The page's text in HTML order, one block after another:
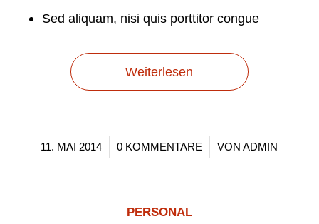
Sed aliquam, nisi quis porttitor congue
Weiterlesen
11. MAI 2014
/ 0 KOMMENTARE
/ VONADMIN
PERSONAL